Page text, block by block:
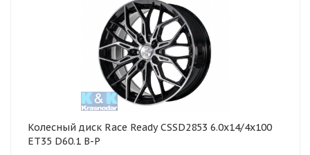
Колесный диск Race Ready CSSD2853 6.0x14/4x100
ET35 D60.1 B-P